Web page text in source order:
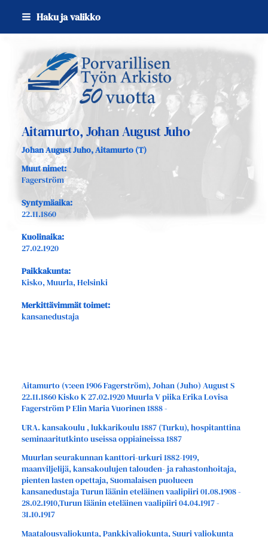
Siirry
sivun
sisältöön
Haku ja valikko
Sivuston etusivulle
Aitamurto, Johan August Juho
Johan August Juho, Aitamurto (T)
Muut nimet:
Fagerström
Syntymäaika:
22.11.1860
Kuolinaika:
27.02.1920
Paikkakunta:
Kisko, Muurla, Helsinki
Merkittävimmät toimet:
kansanedustaja
Aitamurto (v:een 1906 Fagerström), Johan (Juho) August S
22.11.1860 Kisko K 27.02.1920 Muurla V piika Erika Lovisa
Fagerström P Elin Maria Vuorinen 1888 -
URA. kansakoulu , lukkarikoulu 1887 (Turku), hospitanttina
seminaaritutkinto useissa oppiaineissa 1887
Muurlan seurakunnan kanttori-urkuri 1882-1919,
maanviljelijä, kansakoulujen talouden- ja rahastonhoitaja,
pienten lasten opettaja, Suomalaisen puolueen
kansanedustaja Turun läänin eteläinen vaalipiiri 01.08.1908 -
28.02.1910,Turun läänin eteläinen vaalipiiri 04.04.1917 -
31.10.1917
Maatalousvaliokunta, Pankkivaliokunta, Suuri valiokunta